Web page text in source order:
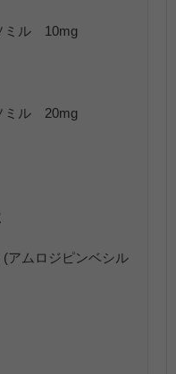
ミル 10mg
ミル 20mg
アムロジピンベシル